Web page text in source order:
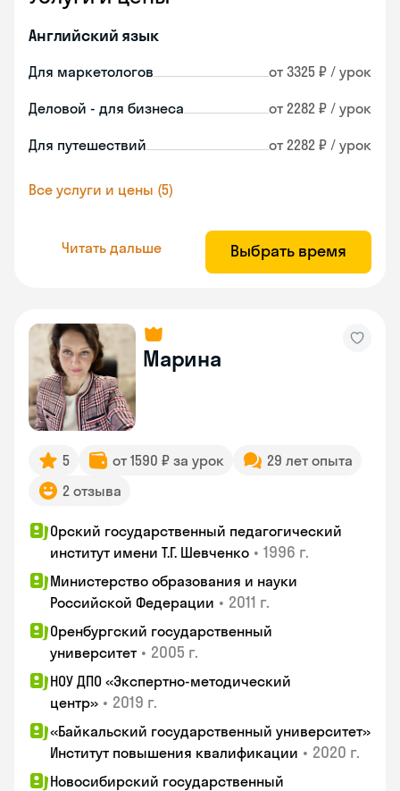
Английский язык
Для маркетологов от 3325 ₽ / урок
Деловой - для бизнеса от 2282 ₽ / урок
Для путешествий от 2282 ₽ / урок
Все услуги и цены (5)
Читать дальше Выбрать время
Марина
5 от 1590 ₽ за урок
29 лет опыта
2 отзыва
Орский государственный педагогический
институт имени Т.Г. Шевченко • 1996 г.
Министерство образования и науки
Российской Федерации • 2011 г.
Оренбургский государственный
университет • 2005 г.
НОУ ДПО «Экспертно-методический
центр» • 2019 г.
«Байкальский государственный университет»
Институт повышения квалификации • 2020 г.
Новосибирский государственный